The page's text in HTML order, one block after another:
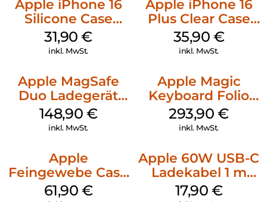
Apple iPhone 16
Silicone Case
MagSafe Fuchsia
31,90€
inkl. MwSt.
Apple iPhone 16
Plus Clear Case
MagSafe
Transparent
35,90 €
inkl. MwSt.
Apple MagSafe
Duo Ladegerät
Weiß
148,90 €
inkl. MwSt.
Apple Magic
Keyboard Folio
iPad 10.9″ (10.Gen.)
Weiß
293,90€
inkl. MwSt.
Apple
Feingewebe Case
iPhone 15 Pro
61,90 €
Apple 60W USB-C
Ladekabel 1 m
Weiß
17,90 €